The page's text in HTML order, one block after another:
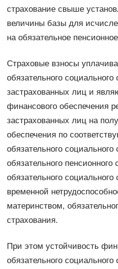
страхование свыше
величины базы для
на обязательное
Страховые взносы
обязательного социального
застрахованных лиц и
финансового обеспечения
застрахованных лиц на
обеспечения по
обязательного социального
обязательного пенсионного
обязательного
временной
материнством,
страхования.
При этом устойчивость
обязательного